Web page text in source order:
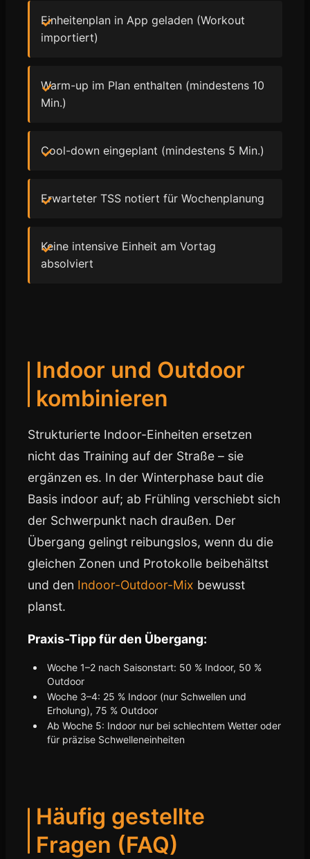
Einheitenplan in App geladen (Workout
importiert)
Warm-up im Plan enthalten (mindestens 10
Min.)
Cool-down eingeplant (mindestens 5 Min.)
Erwarteter TSS notiert für Wochenplanung
Keine intensive Einheit am Vortag
absolviert
Indoor und Outdoor
kombinieren
Strukturierte Indoor-Einheiten ersetzen
nicht das Training auf der Straße – sie
ergänzen es. In der Winterphase baut die
Basis indoor auf; ab Frühling verschiebt sich
der Schwerpunkt nach draußen. Der
Übergang gelingt reibungslos, wenn du die
gleichen Zonen und Protokolle beibehältst
und den Indoor-Outdoor-Mix bewusst
planst.
Praxis-Tipp für den Übergang:
Woche 1–2 nach Saisonstart: 50 % Indoor, 50 %
Outdoor
Woche 3–4: 25 % Indoor (nur Schwellen und
Erholung), 75 % Outdoor
Ab Woche 5: Indoor nur bei schlechtem Wetter oder
für präzise Schwelleneinheiten
Häufig gestellte
Fragen (FAQ)